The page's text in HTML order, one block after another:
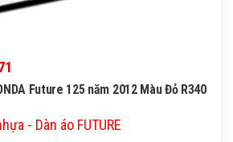
Future 125 năm 2012 Màu Đỏ R340
- Dàn áo FUTURE